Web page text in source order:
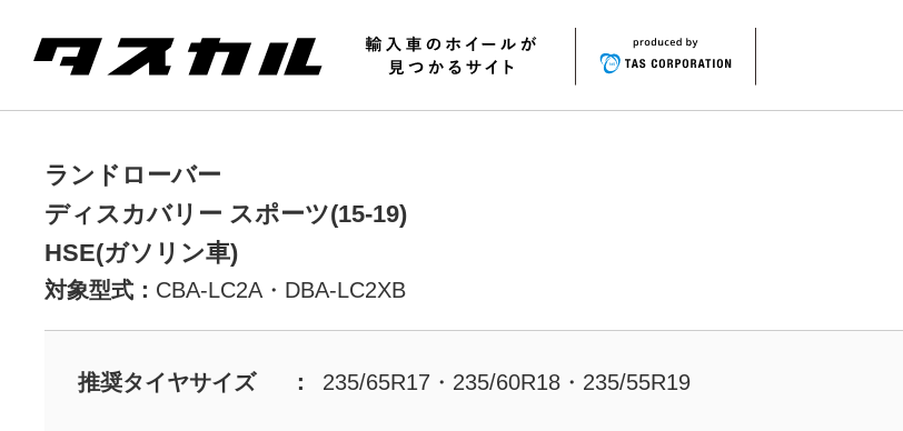
ランドローバー
ディスカバリー スポーツ(15-19)
HSE(ガソリン車)
対象型式： CBA-LC2A・ DBA-LC2XB
推奨タイヤサイズ 235/65R17・235/60R18・235/55R19